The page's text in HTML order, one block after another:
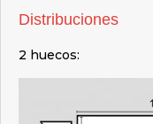
Distribuciones
2 huecos: